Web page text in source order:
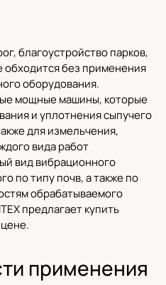
благоустройство парков,
без применения
оборудования.
мощные машины, которые
и уплотнения сыпучего
для измельчения,
вида работ
вид вибрационного
по типу почв, а также по
обрабатываемого
предлагает купить
применения